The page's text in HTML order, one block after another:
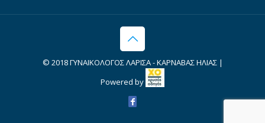
© 2018 ΓΥΝΑΙΚΟΛΟΓΟΣ ΛΑΡΙΣΑ - ΚΑΡΝΑΒΑΣ ΗΛΙΑΣ |
Powered by